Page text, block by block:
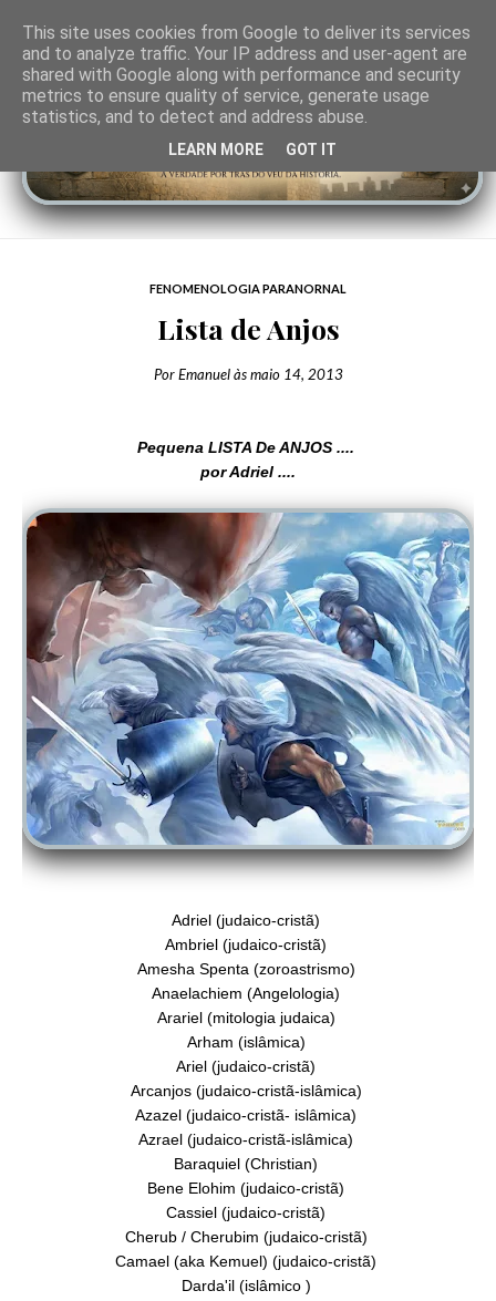
FENOMENOLOGIA PARANORNAL
Lista de Anjos
Por Emanuel àsmaio 14, 2013
Pequena LISTA De ANJOS ....
por Adriel ....
Adriel (judaico-cristã)
Ambriel (judaico-cristã)
Amesha Spenta (zoroastrismo)
Anaelachiem (Angelologia)
Arariel (mitologia judaica)
Arham (islâmica)
Ariel (judaico-cristã)
Arcanjos (judaico-cristã-islâmica)
Azazel (judaico-cristã- islâmica)
Azrael (judaico-cristã-islâmica)
Baraquiel (Christian)
Bene Elohim (judaico-cristã)
Cassiel (judaico-cristã)
Cherub / Cherubim (judaico-cristã)
Camael (aka Kemuel) (judaico-cristã)
Darda'il (islâmico )
This site uses cookies from Google to deliver its services
and to analyze traffic. Your IP address and user-agent are
shared with Google along with performance and security
metrics to ensure quality of service, generate usage
statistics, and to detect and address abuse.
LEARN MORE GOT IT